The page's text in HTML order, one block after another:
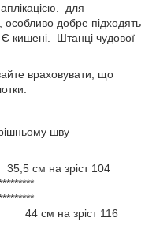
для
добре підходять
кишені. Штанці чудової
враховувати, що
шву
на зріст 104
см на зріст 116